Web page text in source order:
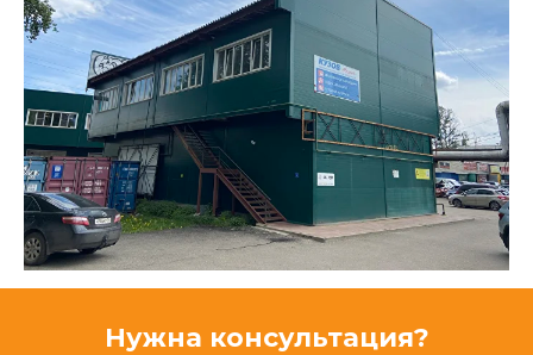
Нужна консультация?